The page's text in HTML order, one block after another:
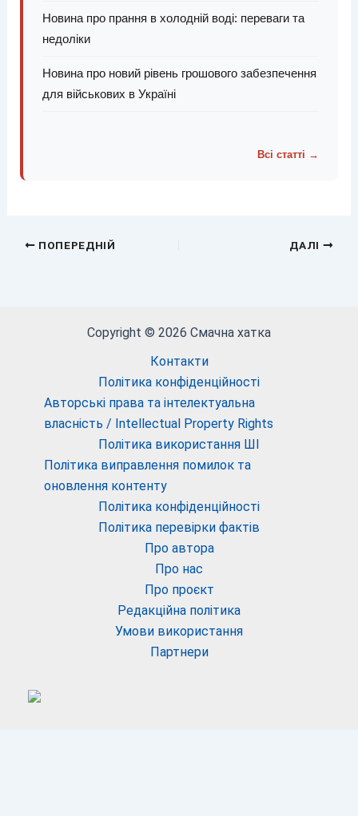
Новина про прання в холодній воді: переваги та
недоліки
Новина про новий рівень грошового забезпечення
для військових в Україні
Всі статті →
ПОПЕРЕДНІЙ ДАЛІ
Copyright © 2026 Смачна хатка
Контакти
Політика конфіденційності
Авторські права та інтелектуальна
власність / Intellectual Property Rights
Політика використання ШІ
Політика виправлення помилок та
оновлення контенту
Політика конфіденційності
Політика перевірки фактів
Про автора
Про нас
Про проєкт
Редакційна політика
Умови використання
Партнери